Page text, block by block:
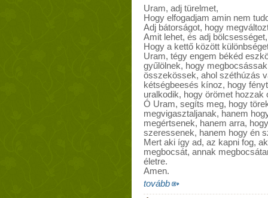
Uram, adj türelmet,
Hogy elfogadjam amin nem
Adj bátorságot, hogy
Amit lehet, és adj bölcsességet,
Hogy a kettő között
Uram, tégy engem békéd
gyűlölnek, hogy
összekössek, ahol széthúzás
kétségbeesés kínoz, hogy
uralkodik, hogy örömet hozzak
Ó Uram, segíts meg, hogy
megvigasztaljanak, hanem
megértsenek, hanem arra,
szeressenek, hanem hogy én
Mert aki így ad, az kapni fog,
megbocsát, annak
életre.
Amen.
tovább